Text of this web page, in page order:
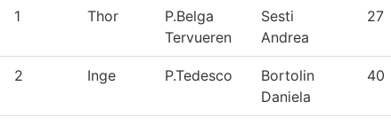
1 Thor
P.Belga
Tervueren
Sesti
Andrea
27
2 Inge P.Tedesco
Bortolin
Daniela
40